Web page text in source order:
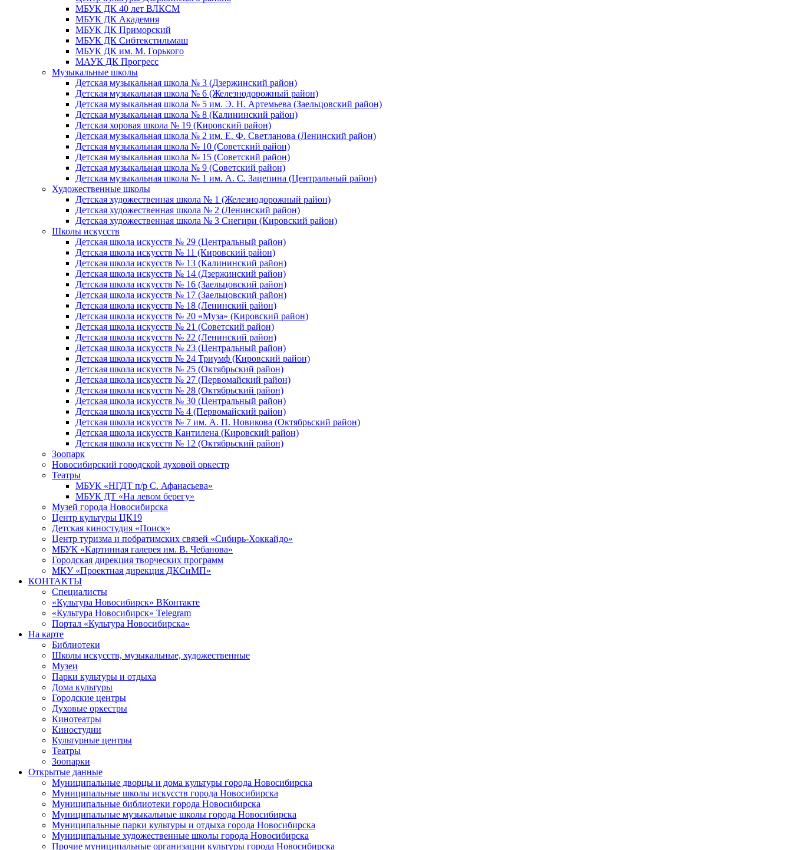
МБУК ДК 40 лет ВЛКСМ
МБУК ДК Академия
МБУК ДК Приморский
МБУК ДК Сибтекстильмаш
МБУК ДК им. М. Горького
МАУК ДК Прогресс
Музыкальные школы
Детская музыкальная школа № 3 (Дзержинский район)
Детская музыкальная школа № 6 (Железнодорожный район)
Детская музыкальная школа № 5 им. Э. Н. Артемьева (Заельцовский район)
Детская музыкальная школа № 8 (Калининский район)
Детская хоровая школа № 19 (Кировский район)
Детская музыкальная школа № 2 им. Е. Ф. Светланова (Ленинский район)
Детская музыкальная школа № 10 (Советский район)
Детская музыкальная школа № 15 (Советский район)
Детская музыкальная школа № 9 (Советский район)
Детская музыкальная школа № 1 им. А. С. Зацепина (Центральный район)
Художественные школы
Детская художественная школа № 1 (Железнодорожный район)
Детская художественная школа № 2 (Ленинский район)
Детская художественная школа № 3 Снегири (Кировский район)
Школы искусств
Детская школа искусств № 29 (Центральный район)
Детская школа искусств № 11 (Кировский район)
Детская школа искусств № 13 (Калининский район)
Детская школа искусств № 14 (Дзержинский район)
Детская школа искусств № 16 (Заельцовский район)
Детская школа искусств № 17 (Заельцовский район)
Детская школа искусств № 18 (Ленинский район)
Детская школа искусств № 20 «Муза» (Кировский район)
Детская школа искусств № 21 (Советский район)
Детская школа искусств № 22 (Ленинский район)
Детская школа искусств № 23 (Центральный район)
Детская школа искусств № 24 Триумф (Кировский район)
Детская школа искусств № 25 (Октябрьский район)
Детская школа искусств № 27 (Первомайский район)
Детская школа искусств № 28 (Октябрьский район)
Детская школа искусств № 30 (Центральный район)
Детская школа искусств № 4 (Первомайский район)
Детская школа искусств № 7 им. А. П. Новикова (Октябрьский район)
Детская школа искусств Кантилена (Кировский район)
Детская школа искусств № 12 (Октябрьский район)
Зоопарк
Новосибирский городской духовой оркестр
Театры
МБУК «НГДТ п/р С. Афанасьева»
МБУК ДТ «На левом берегу»
Музей города Новосибирска
Центр культуры ЦК19
Детская киностудия «Поиск»
Центр туризма и побратимских связей «Сибирь-Хоккайдо»
МБУК «Картинная галерея им. В. Чебанова»
Городская дирекция творческих программ
МКУ «Проектная дирекция ДКСиМП»
КОНТАКТЫ
Специалисты
«Культура Новосибирск» ВКонтакте
«Культура Новосибирск» Telegram
Портал «Культура Новосибирска»
На карте
Библиотеки
Школы искусств, музыкальные, художественные
Музеи
Парки культуры и отдыха
Дома культуры
Городские центры
Духовые оркестры
Кинотеатры
Киностудии
Культурные центры
Театры
Зоопарки
Открытые данные
Муниципальные дворцы и дома культуры города Новосибирска
Муниципальные школы искусств города Новосибирска
Муниципальные библиотеки города Новосибирска
Муниципальные музыкальные школы города Новосибирска
Муниципальные парки культуры и отдыха города Новосибирска
Муниципальные художественные школы города Новосибирска
Прочие муниципальные организации культуры города Новосибирска